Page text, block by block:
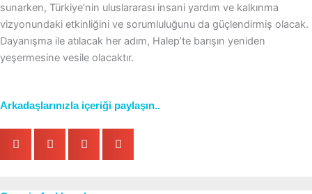
sunarken, Türkiye’nin uluslararası insani yardım ve kalkınma
vizyonundaki etkinliğini ve sorumluluğunu da güçlendirmiş olacak.
Dayanışma ile atılacak her adım, Halep’te barışın yeniden
yeşermesine vesile olacaktır.
Arkadaşlarınızla içeriği paylaşın..